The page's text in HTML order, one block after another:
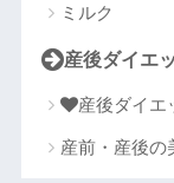
ミルク
産後ダイエ
産後ダイエ
産前・産後の